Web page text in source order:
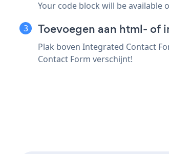
Your code block will be available
Toevoegen aan html- of
Plak boven Integrated Contact
Contact Form verschijnt!